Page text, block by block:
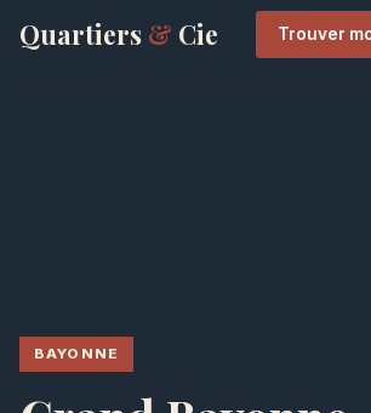
Quartiers & Cie Trouver
BAYONNE